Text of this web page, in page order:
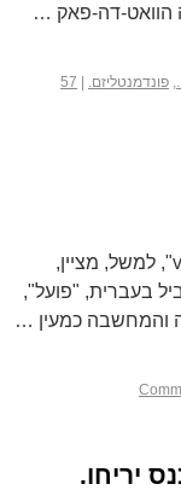
הוואט-דה-פאק …
, פונדמנטליזם.
57
אחת התכונות של השפה העברית היא שהדיבור בה הוא פעולה. המונח "verb", למשל, מציין,
בעברית, "פועל",
והמחשבה כמעין …
יריחו.